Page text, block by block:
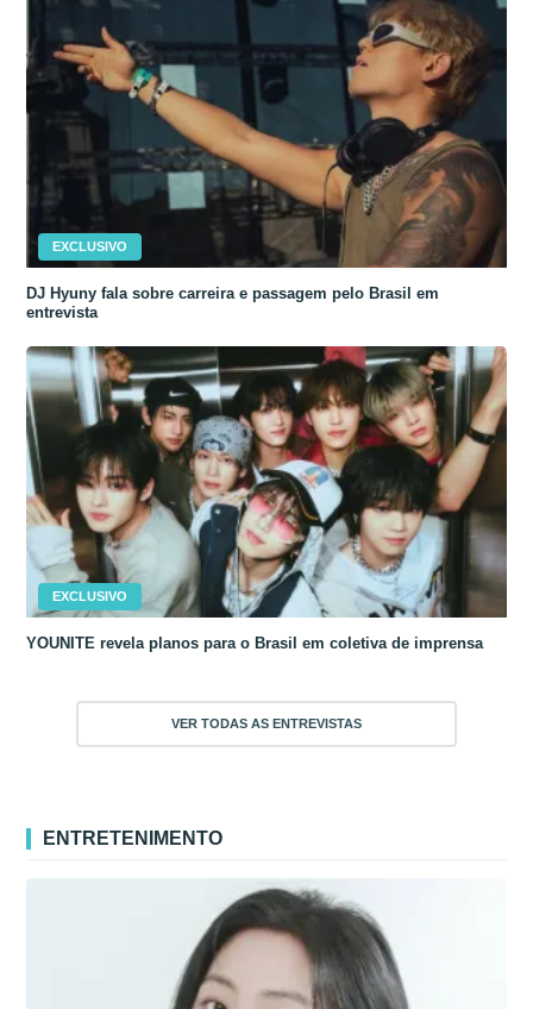
EXCLUSIVO
DJ Hyuny fala sobre carreira e passagem pelo Brasil em
entrevista
EXCLUSIVO
YOUNITE revela planos para o Brasil em coletiva de imprensa
VER TODAS AS ENTREVISTAS
ENTRETENIMENTO